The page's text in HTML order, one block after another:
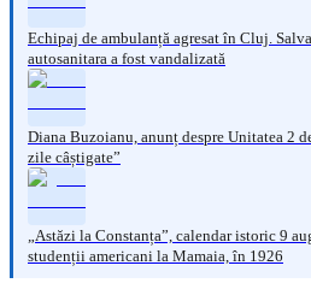
Echipaj de ambulanță agresat în Cluj.
autosanitara a fost vandalizată
Diana Buzoianu, anunț despre Unitatea 2
zile câștigate”
„Astăzi la Constanța”, calendar istoric 9
studenții americani la Mamaia, în 1926